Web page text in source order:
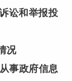
讼和举报投
况
事政府信息